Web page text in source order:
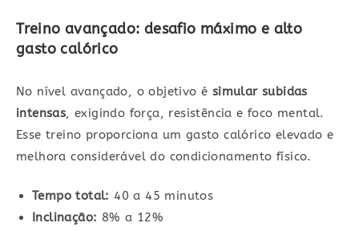
Treino avançado: desafio máximo e alto
gasto calórico
No nível avançado, o objetivo é simular subidas
intensas, exigindo força, resistência e foco mental.
Esse treino proporciona um gasto calórico elevado e
melhora considerável do condicionamento físico.
Tempo total: 40 a 45 minutos
Inclinação: 8% a 12%